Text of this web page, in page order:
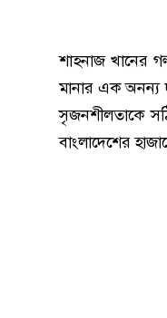
শাহনাজ খানের
মানার এক অনন্য
সৃজনশীলতাকে
বাংলাদেশের